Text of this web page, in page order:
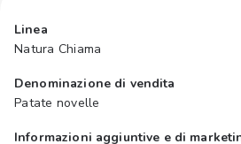
Linea
Natura Chiama
Denominazione di vendita
Patate novelle
Informazioni aggiuntive e di